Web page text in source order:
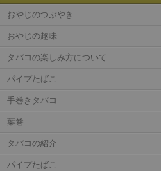
おやじのつぶやき
おやじの趣味
タバコの楽しみ方について
パイプたばこ
手巻きタバコ
葉巻
タバコの紹介
パイプたばこ